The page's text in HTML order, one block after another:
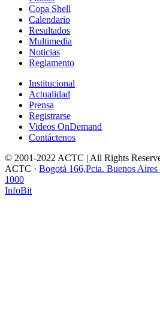
Copa Shell
Calendario
Resultados
Multimedia
Noticias
Reglamento
Institucional
Actualidad
Prensa
Registrarse
Videos OnDemand
Contáctenos
© 2001-2022 ACTC | All Rights
ACTC · Bogotá 166,Pcia. Buenos
1000
InfoBit